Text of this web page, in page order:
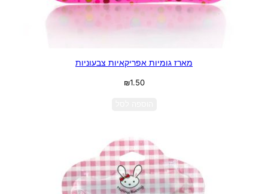
מארז גומיות אפריקאיות צבעוניות
₪1.50